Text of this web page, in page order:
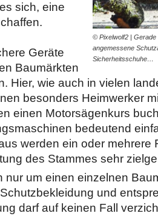
© Pixelwolf2 | Gerade
angemessene
Sicherheitsschuhe…
sich, eine
Geräte
Baumärkten
Hier, wie auch in vielen
besonders Heimwerker
einen Motorsägenkurs
bedeutend
werden ein oder mehrere
des Stammes sehr
nur um einen einzelnen
und
darf auf keinen Fall